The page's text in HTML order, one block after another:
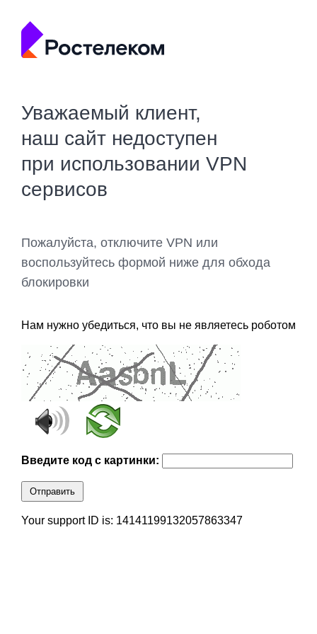
Уважаемый клиент,
наш сайт недоступен
при использовании VPN
сервисов
Пожалуйста, отключите VPN или
воспользуйтесь формой ниже для обхода
блокировки
Нам нужно убедиться, что вы не являетесь роботом
Введите код с картинки:
Отправить
Your support ID is: 14141199132057863347